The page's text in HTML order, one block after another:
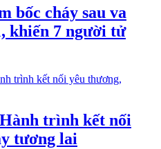
bốc cháy sau va
khiến 7 người tử
trình kết nối
tương lai